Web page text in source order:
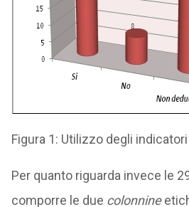
Figura 1: Utilizzo degli
Per quanto riguarda invece le
comporre le due colonnine